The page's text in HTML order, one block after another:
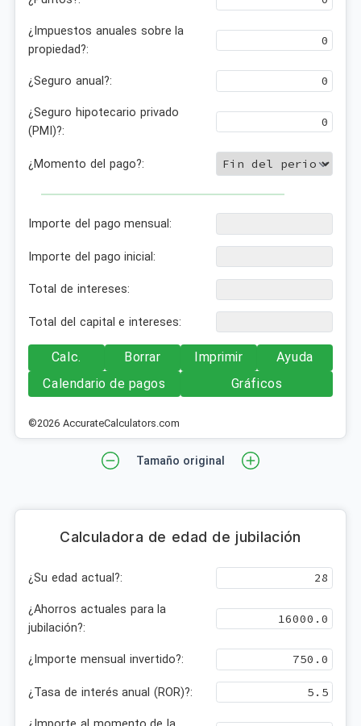
¿Impuestos anuales sobre la
propiedad?:
¿Seguro anual?:
¿Seguro hipotecario privado
(PMI)?:
¿Momento del pago?:
Importe del pago mensual:
Importe del pago inicial:
Total de intereses:
Total del capital e intereses:
Calc. Borrar Imprimir
Ayuda
Calendario de pagos
Gráficos
©2026 AccurateCalculators.com
Tamaño original
Calculadora de edad de jubilación
¿Su edad actual?:
¿Ahorros actuales para la
jubilación?:
¿Importe mensual invertido?:
¿Tasa de interés anual (ROR)?: